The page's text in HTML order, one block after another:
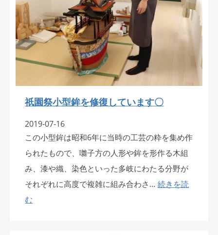
祇園祭小型鉾を修復しています〇
2019-07-16
この小型鉾は昭和6年に当時の工芸の粋を集め作
られたもので、囃子方の人形や鉾を形作る木組
み、漆や織、染色といった多岐にわたる分野が
それぞれに高度で複雑に組み合わさ…続きを読
む